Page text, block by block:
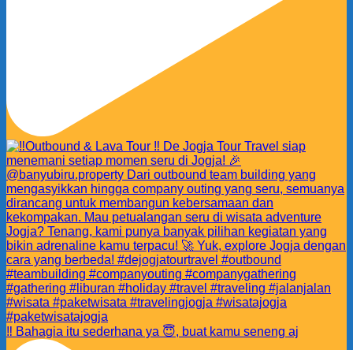
‼️ Bahagia itu sederhana ya 😇, buat kamu seneng aj